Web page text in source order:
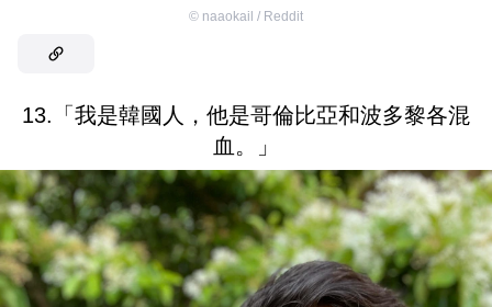
© naaokail / Reddit
13.「我是韓國人，他是哥倫比亞和波多黎各混
血。」